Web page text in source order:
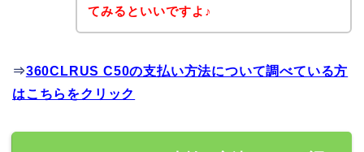
てみるといいですよ♪
⇒360CLRUS C50の支払い方法について調べている方
はこちらをクリック